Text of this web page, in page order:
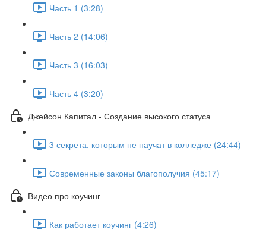
Часть 1 (3:28)
Часть 2 (14:06)
Часть 3 (16:03)
Часть 4 (3:20)
Джейсон Капитал - Создание высокого статуса
3 секрета, которым не научат в колледже (24:44)
Современные законы благополучия (45:17)
Видео про коучинг
Как работает коучинг (4:26)